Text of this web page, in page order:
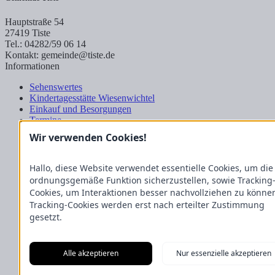
Hauptstraße 54
27419 Tiste
Tel.: 04282/59 06 14
Kontakt: gemeinde@tiste.de
Informationen
Sehenswertes
Kindertagesstätte Wiesenwichtel
Einkauf und Besorgungen
Termine
Datenschutz
Wir verwenden Cookies!
Hallo, diese Website verwendet essentielle Cookies, um die
ordnungsgemäße Funktion sicherzustellen, sowie Tracking-
Cookies, um Interaktionen besser nachvollziehen zu
Tracking-Cookies werden erst nach erteilter Zustimmung
gesetzt.
Alle akzeptieren Nur essenzielle akzeptieren